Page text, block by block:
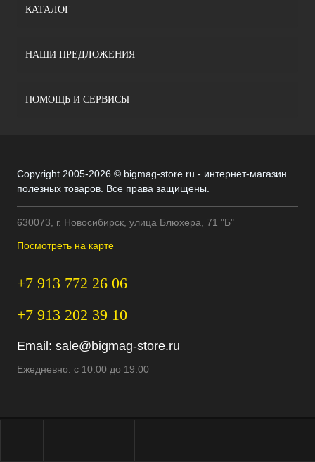
КАТАЛОГ
НАШИ ПРЕДЛОЖЕНИЯ
ПОМОЩЬ И СЕРВИСЫ
Copyright 2005-2026 © bigmag-store.ru - интернет-магазин
полезных товаров. Все права защищены.
630073, г. Новосибирск, улица Блюхера, 71 "Б"
Посмотреть на карте
+7 913 772 26 06
+7 913 202 39 10
Email: sale@bigmag-store.ru
Ежедневно: с 10:00 до 19:00